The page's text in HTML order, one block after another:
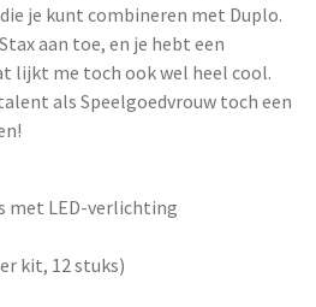
je kunt combineren met Duplo.
aan toe, en je hebt een
lijkt me toch ook wel heel cool.
als Speelgoedvrouw toch een
met LED-verlichting
kit, 12 stuks)